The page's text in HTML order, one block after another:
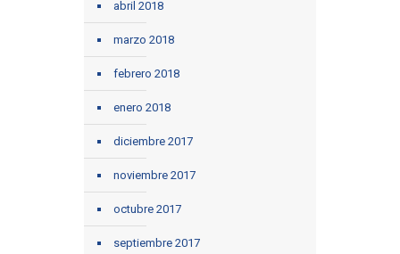
abril 2018
marzo 2018
febrero 2018
enero 2018
diciembre 2017
noviembre 2017
octubre 2017
septiembre 2017